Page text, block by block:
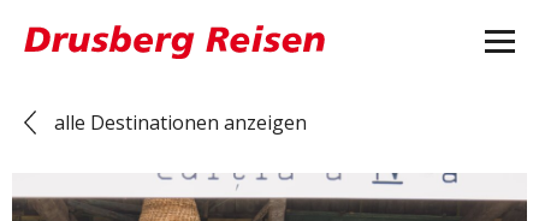
alle Destinationen anzeigen